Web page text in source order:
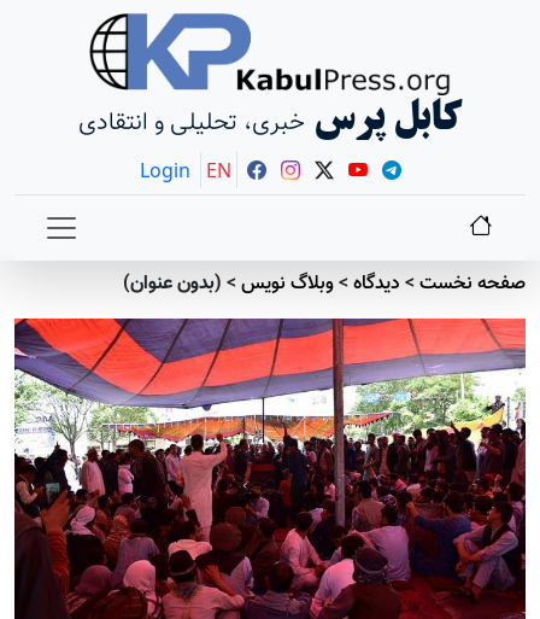
کابل پرس خبری، تحلیلی و انتقادی
Login EN
صفحه نخست> دیدگاه>وبلاگ نویس> (بدون عنوان)